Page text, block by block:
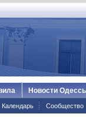
Календарь Сообщество
Новости